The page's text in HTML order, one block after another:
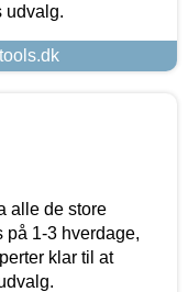
udvalg.
alle de store
1-3 hverdage,
klar til at